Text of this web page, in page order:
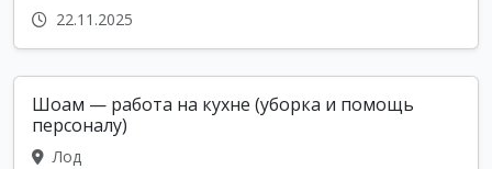
22.11.2025
Шоам — работа на кухне (уборка и помощь
персоналу)
Лод